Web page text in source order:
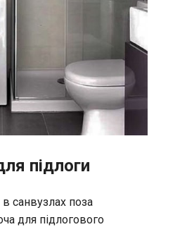
підлоги
санвузлах поза
для підлогового